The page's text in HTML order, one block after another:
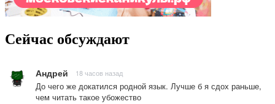
Сейчас обсуждают
Андрей 18 часов назад
До чего же докатился родной язык. Лучше б я сдох раньше,
чем читать такое убожество